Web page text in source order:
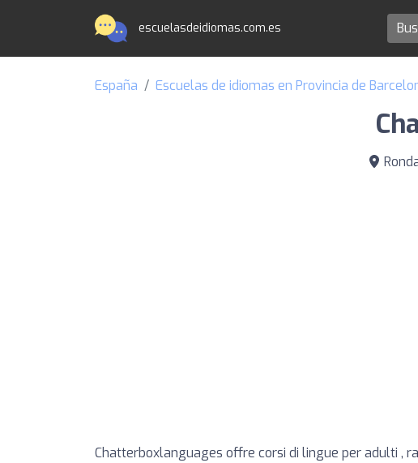
escuelasdeidiomas.com.es
España Escuelas de idiomas en Provincia de
Chatterboxlanguages offre corsi di lingue per adulti ,